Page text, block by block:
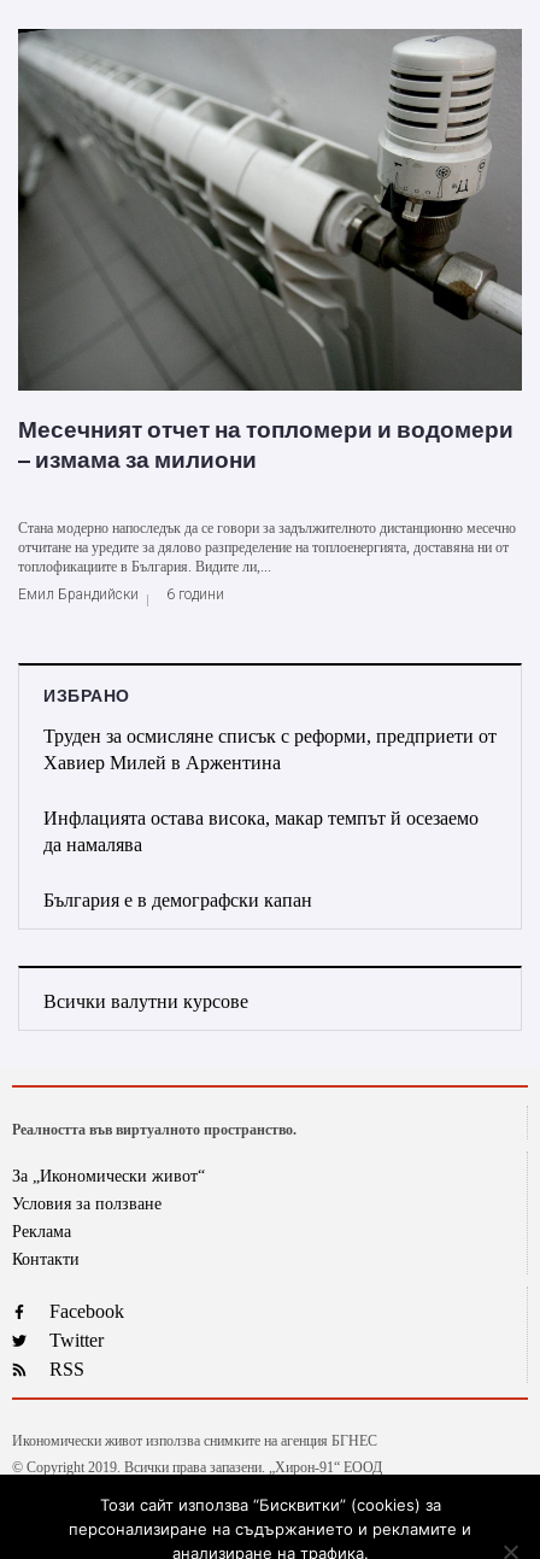
Месечният отчет на топломери и водомери
– измама за милиони
Стана модерно напоследък да се говори за задължителното дистанционно месечно
отчитане на уредите за дялово разпределение на топлоенергията, доставяна ни от
топлофикациите в България. Видите ли,...
Емил Брандийски
6 години
ИЗБРАНО
Труден за осмисляне списък с реформи, предприети от
Хавиер Милей в Аржентина
Инфлацията остава висока, макар темпът й осезаемо
да намалява
България е в демографски капан
Всички валутни курсове
Реалността във виртуалното пространство.
За „Икономически живот“
Условия за ползване
Реклама
Контакти
Facebook
Twitter
RSS
Икономически живот използва снимките на агенция БГНЕС
© Copyright 2019. Всички права запазени. „Хирон-91“ ЕООД
Текстовете от рубриката „Гласове и мнения“ са авторски, на колумнистите на ИЖ.
Този сайт използва “Бисквитки” (cookies) за
персонализиране на съдържанието и рекламите и
анализиране на трафика.